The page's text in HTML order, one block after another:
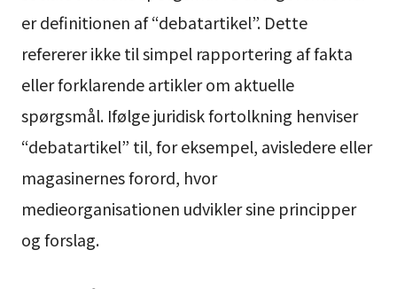
er definitionen af “debatartikel”. Dette
refererer ikke til simpel rapportering af fakta
eller forklarende artikler om aktuelle
spørgsmål. Ifølge juridisk fortolkning henviser
“debatartikel” til, for eksempel, avisledere eller
magasinernes forord, hvor
medieorganisationen udvikler sine principper
og forslag.